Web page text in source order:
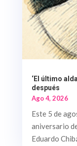
‘El último
después
Ago 4, 2026
Este 5 de
aniversario
Eduardo